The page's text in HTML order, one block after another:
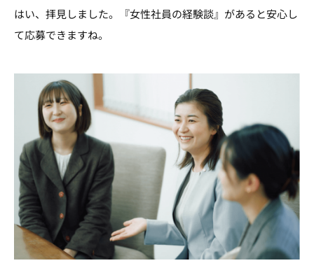
はい、拝見しました。『女性社員の経験談』があると安心し
て応募できますね。